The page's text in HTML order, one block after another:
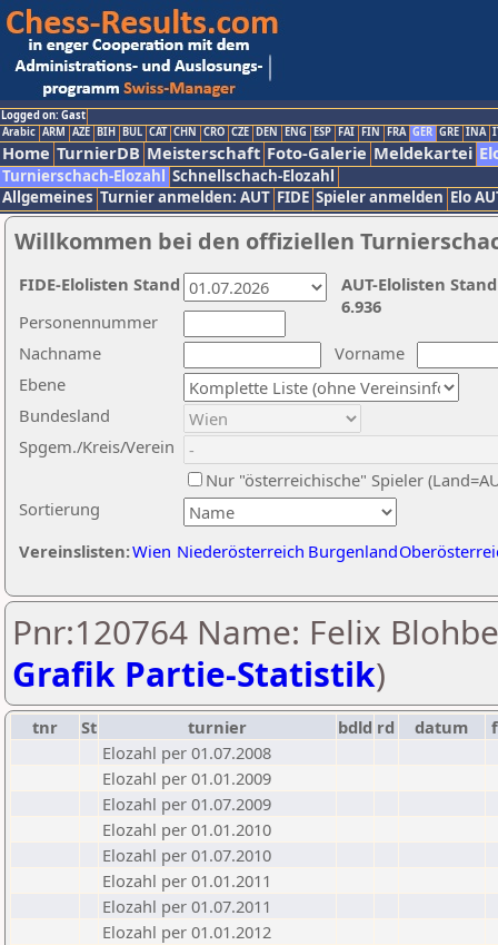
Logged on: Gast
Arabic ARM AZE BIH BUL CAT CHN CRO CZE DEN ENG ESP FAI FIN FRA GER GRE INA
Home TurnierDB Meisterschaft Foto-Galerie Meldekartei
Turnierschach-Elozahl Schnellschach-Elozahl
Allgemeines Turnier anmelden: AUT FIDE Spieler anmelden Elo
Willkommen bei den offiziellen
Nachname
Vorname
Ebene
Sortierung
Personennummer
Bundesland
Spgem./Kreis/Verein
Nur "österreichische" Spieler
Vereinslisten:Wien Niederösterreich Burgenland
AUT-Elolisten
6.936
FIDE-Elolisten Stand
Pnr:120764 Name: Felix
Grafik Partie-Statistik)
tnr St turnier bdld rd datum
f
Elozahl per 01.07.2008
Elozahl per 01.01.2009
Elozahl per 01.07.2009
Elozahl per 01.01.2010
Elozahl per 01.07.2010
Elozahl per 01.01.2011
Elozahl per 01.07.2011
Elozahl per 01.01.2012